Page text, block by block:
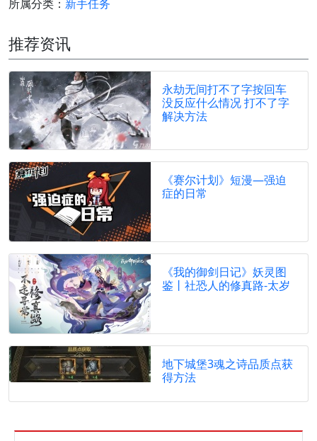
所属分类： 新手任务
推荐资讯
永劫无间打不了字按回车
没反应什么情况 打不了字
解决方法
《赛尔计划》短漫—强迫
症的日常
《我的御剑日记》妖灵图
鉴丨社恐人的修真路-太岁
地下城堡3魂之诗品质点获
得方法